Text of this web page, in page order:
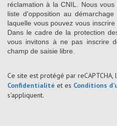
réclamation à la CNIL. Nous
liste d'opposition au
laquelle vous pouvez vous inscrire
Dans le cadre de la protection
vous invitons à ne pas inscrire
champ de saisie libre.
Ce site est protégé par reCAPTCHA,
Confidentialité et es Conditions
s'appliquent.